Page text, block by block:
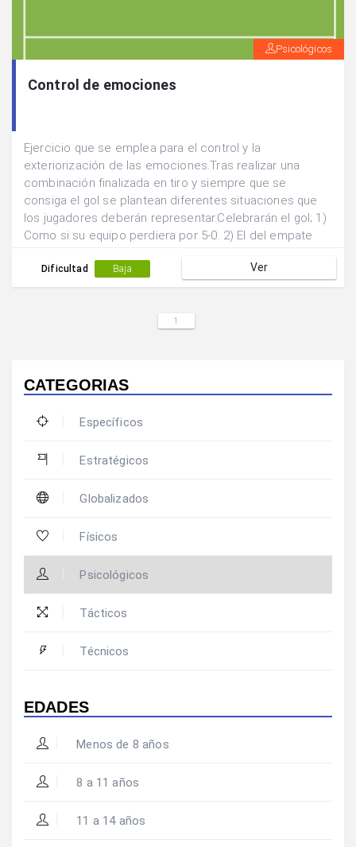
Psicológicos
Control de emociones
Ejercicio que se emplea para el control y la
exteriorización de las emociones.Tras realizar una
combinación finalizada en tiro y siempre que se
consiga el gol se plantean diferentes situaciones que
los jugadores deberán representar.Celebrarán el gol; 1)
Como si su equipo perdiera por 5-0. 2) El del empate
el último minuto de la final..
Dificultad Baja Ver
1
CATEGORIAS
Específicos
Estratégicos
Globalizados
Físicos
Psicológicos
Tácticos
Técnicos
EDADES
Menos de 8 años
8 a 11 años
11 a 14 años